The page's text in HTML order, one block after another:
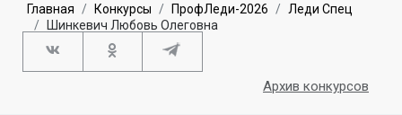
Главная Конкурсы ПрофЛеди-2026
Леди Спец
Шинкевич Любовь Олеговна
Архив конкурсов